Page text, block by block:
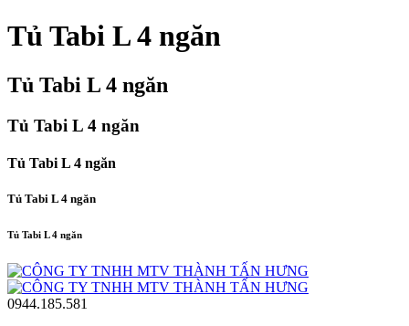
Tủ Tabi L 4 ngăn
Tủ Tabi L 4 ngăn
Tủ Tabi L 4 ngăn
Tủ Tabi L 4 ngăn
Tủ Tabi L 4 ngăn
Tủ Tabi L 4 ngăn
0944.185.581